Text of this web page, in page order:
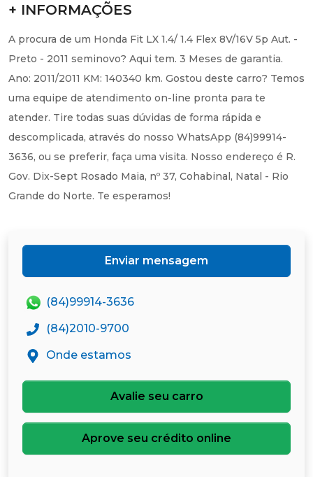
+ INFORMAÇÕES
A procura de um Honda Fit LX 1.4/ 1.4 Flex 8V/16V 5p Aut. -
Preto - 2011 seminovo? Aqui tem. 3 Meses de garantia.
Ano: 2011/2011 KM: 140340 km. Gostou deste carro? Temos
uma equipe de atendimento on-line pronta para te
atender. Tire todas suas dúvidas de forma rápida e
descomplicada, através do nosso WhatsApp (84)99914-
3636, ou se preferir, faça uma visita. Nosso endereço é R.
Gov. Dix-Sept Rosado Maia, nº 37, Cohabinal, Natal - Rio
Grande do Norte. Te esperamos!
Enviar mensagem
(84)99914-3636
(84)2010-9700
Onde estamos
Avalie seu carro
Aprove seu crédito online